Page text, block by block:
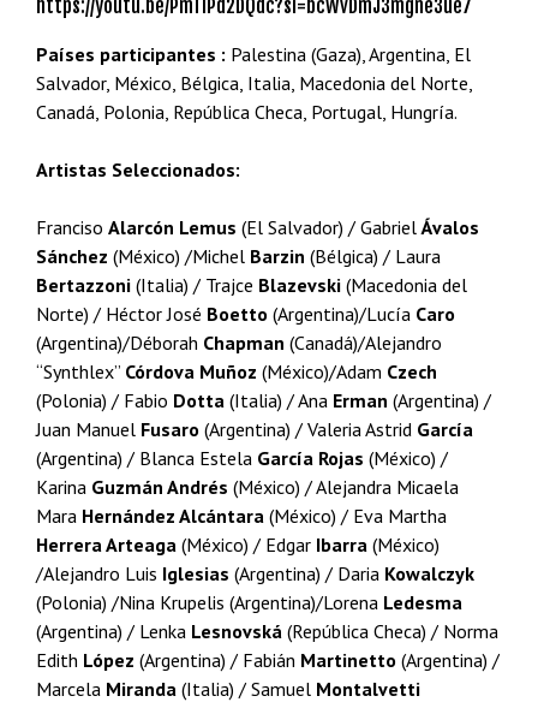
https://youtu.be/PmTIPd2DQdc?si=bcWvDmJ3mgne3ue7
Países participantes : Palestina (Gaza), Argentina, El
Salvador, México, Bélgica, Italia, Macedonia del Norte,
Canadá, Polonia, República Checa, Portugal, Hungría.
Artistas Seleccionados:
Franciso Alarcón Lemus (El Salvador) / GabrielÁvalos
Sánchez (México) /Michel Barzin (Bélgica) / Laura
Bertazzoni (Italia) / Trajce Blazevski (Macedonia del
Norte) / Héctor José Boetto (Argentina)/Lucía Caro
(Argentina)/Déborah Chapman (Canadá)/Alejandro
“Synthlex” Córdova Muñoz (México)/Adam Czech
(Polonia) / Fabio Dotta (Italia) / Ana Erman (Argentina) /
Juan Manuel Fusaro (Argentina) / Valeria Astrid García
(Argentina) / Blanca Estela García Rojas (México) /
Karina Guzmán Andrés (México) / Alejandra Micaela
Mara Hernández Alcántara (México) / Eva Martha
Herrera Arteaga (México) / Edgar Ibarra (México)
/Alejandro Luis Iglesias (Argentina) / Daria Kowalczyk
(Polonia) /Nina Krupelis (Argentina)/Lorena Ledesma
(Argentina) / Lenka Lesnovská (República Checa) / Norma
Edith López (Argentina) / Fabián Martinetto (Argentina) /
Marcela Miranda (Italia) / Samuel Montalvetti